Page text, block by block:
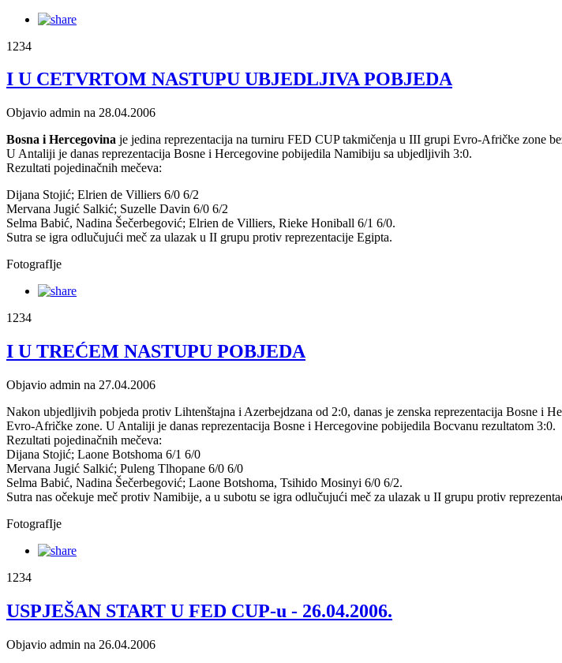
1234
I U CETVRTOM NASTUPU UBJEDLJIVA POBJEDA
Objavio admin na 28.04.2006
Bosna i Hercegovina je jedina reprezentacija na turniru FED CUP takmičenja u III grupi Evro-Afričke zone
U Antaliji je danas reprezentacija Bosne i Hercegovine pobijedila Namibiju sa ubjedljivih 3:0.
Rezultati pojedinačnih mečeva:
Dijana Stojić; Elrien de Villiers 6/0 6/2
Mervana Jugić Salkić; Suzelle Davin 6/0 6/2
Selma Babić, Nadina Šečerbegović; Elrien de Villiers, Rieke Honiball 6/1 6/0.
Sutra se igra odlučujući meč za ulazak u II grupu protiv reprezentacije Egipta.
FotografIje
1234
I U TREĆEM NASTUPU POBJEDA
Objavio admin na 27.04.2006
Nakon ubjedljivih pobjeda protiv Lihtenštajna i Azerbejdzana od 2:0, danas je zenska reprezentacija Bosne i
Evro-Afričke zone. U Antaliji je danas reprezentacija Bosne i Hercegovine pobijedila Bocvanu rezultatom 3:0.
Rezultati pojedinačnih mečeva:
Dijana Stojić; Laone Botshoma 6/1 6/0
Mervana Jugić Salkić; Puleng Tlhopane 6/0 6/0
Selma Babić, Nadina Šečerbegović; Laone Botshoma, Tsihido Mosinyi 6/0 6/2.
Sutra nas očekuje meč protiv Namibije, a u subotu se igra odlučujući meč za ulazak u II grupu protiv
FotografIje
1234
USPJEŠAN START U FED CUP-u - 26.04.2006.
Objavio admin na 26.04.2006